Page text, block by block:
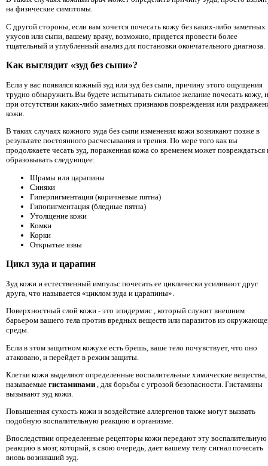
на физические симптомы.
С другой стороны, если вам хочется почесать кожу без каких-либо заметных
укусов или сыпи, вашему врачу, возможно, придется провести более
тщательный и углубленный анализ для постановки окончательного диагноза.
Как выглядит «зуд без сыпи»?
Если у вас появился кожный зуд или зуд без сыпи, причину этого ощущения
трудно обнаружить.Вы будете испытывать сильное желание почесать кожу,
при отсутствии каких-либо заметных признаков повреждения или
кожи.
В таких случаях кожного зуда без сыпи изменения кожи возникают позже в
результате постоянного расчесывания и трения. По мере того как вы
продолжаете чесать зуд, пораженная кожа со временем может повреждаться
образовывать следующее:
Шрамы или царапины
Синяки
Гиперпигментация (коричневые пятна)
Гипопигментация (бледные пятна)
Утолщение кожи
Комки
Корки
Открытые язвы
Цикл зуда и царапин
Зуд кожи и естественный импульс почесать ее циклически усиливают друг
друга, что называется «циклом зуда и царапины».
Поверхностный слой кожи - это эпидермис , который служит внешним
барьером вашего тела против вредных веществ или паразитов из
среды.
Если в этом защитном кожухе есть брешь, ваше тело почувствует, что оно
атаковано, и перейдет в режим защиты.
Клетки кожи выделяют определенные воспалительные химические вещества,
называемые гистаминами
, для борьбы с угрозой безопасности. Гистамины
вызывают зуд кожи.
Повышенная сухость кожи и воздействие аллергенов также могут вызвать
подобную воспалительную реакцию в организме.
Впоследствии определенные рецепторы кожи передают эту воспалительную
реакцию в мозг, который, в свою очередь, дает вашему телу сигнал почесать
вновь возникший зуд.